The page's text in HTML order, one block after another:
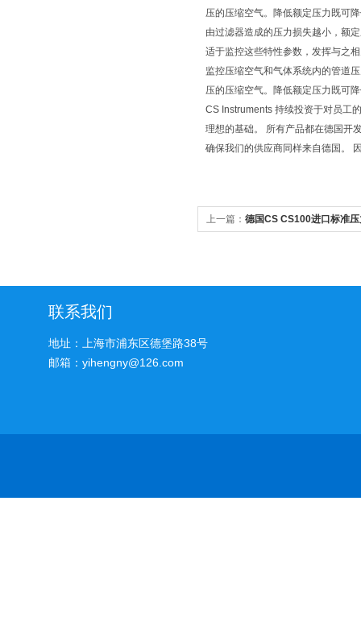
压的压缩空气。降低额定压力既可
由过滤器造成的压力损失越小，额
适于监控这些特性参数，发挥与之
监控压缩空气和气体系统内的管道
压的压缩空气。降低额定压力既可
CS Instruments 持续投资于对员工
理想的基础。 所有产品都在德国开
确保我们的供应商同样来自德国。
上一篇： 德国CS CS100进口标准
联系我们
地址：上海市浦东区德堡路38号
邮箱：yihengny@126.com